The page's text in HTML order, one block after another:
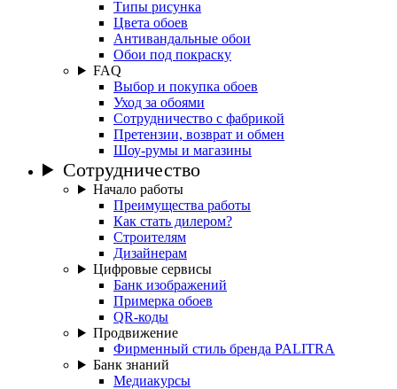
Типы рисунка
Цвета обоев
Антивандальные обои
Обои под покраску
FAQ
Выбор и покупка обоев
Уход за обоями
Сотрудничество с фабрикой
Претензии, возврат и обмен
Шоу-румы и магазины
Сотрудничество
Начало работы
Преимущества работы
Как стать дилером?
Строителям
Дизайнерам
Цифровые сервисы
Банк изображений
Примерка обоев
QR-коды
Продвижение
Фирменный стиль бренда PALITRA
Банк знаний
Медиакурсы